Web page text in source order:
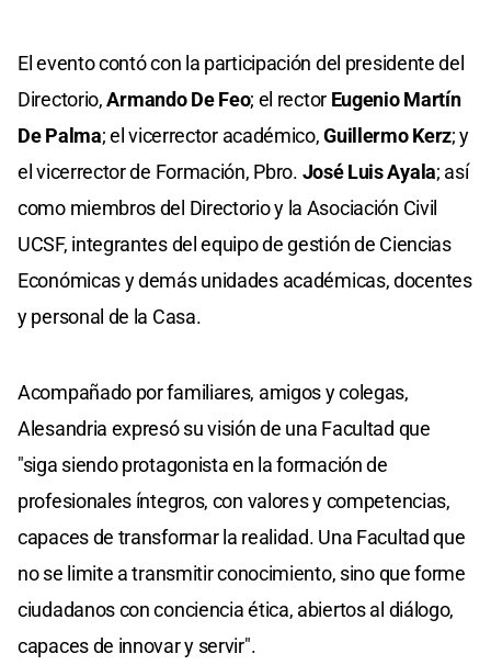
El evento contó con la participación del presidente del
Directorio,Armando De Feo; el rector Eugenio Martín
De Palma; el vicerrector académico,Guillermo Kerz; y
el vicerrector de Formación, Pbro. José Luis Ayala; así
como miembros del Directorio y la Asociación Civil
UCSF, integrantes del equipo de gestión de Ciencias
Económicas y demás unidades académicas, docentes
y personal de la Casa.
Acompañado por familiares, amigos y colegas,
Alesandria expresó su visión de una Facultad que
"siga siendo protagonista en la formación de
profesionales íntegros, con valores y competencias,
capaces de transformar la realidad. Una Facultad que
no se limite a transmitir conocimiento, sino que forme
ciudadanos con conciencia ética, abiertos al diálogo,
capaces de innovar y servir".